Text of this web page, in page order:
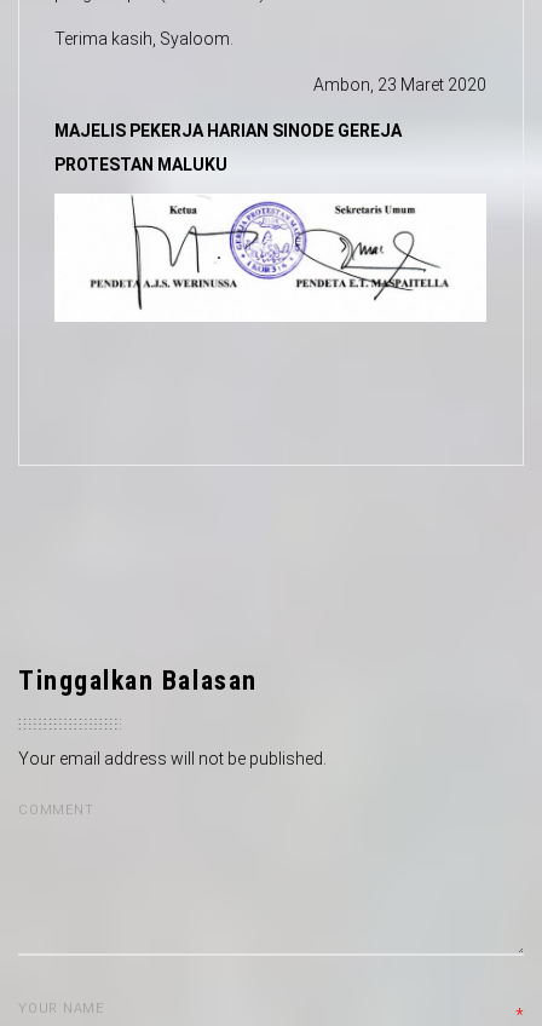
Terima kasih, Syaloom.
Ambon, 23 Maret 2020
MAJELIS PEKERJA HARIAN SINODE GEREJA
PROTESTAN MALUKU
Tinggalkan Balasan
Your email address will not be published.
*